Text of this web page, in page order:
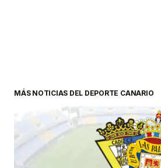
MÁS NOTICIAS DEL DEPORTE CANARIO